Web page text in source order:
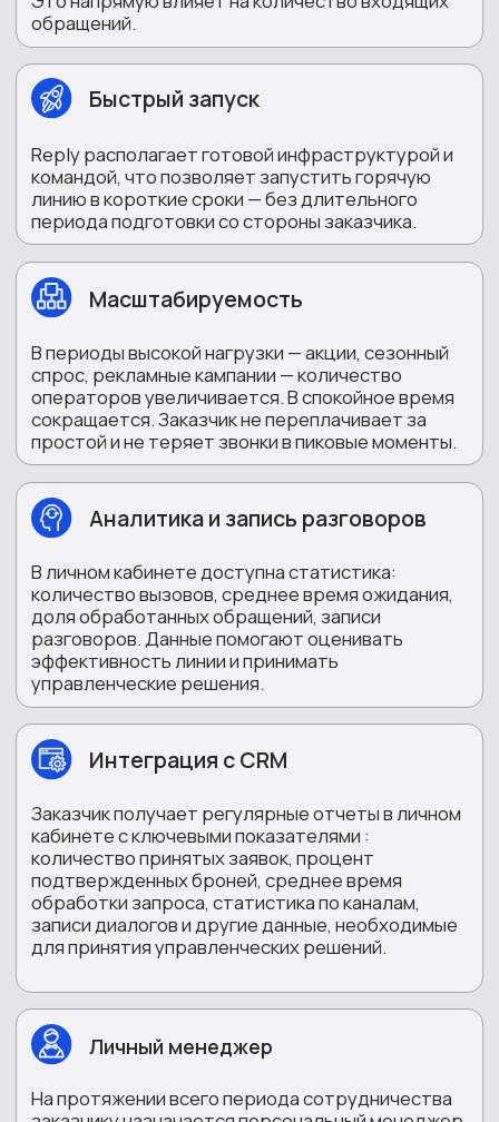
На протяжении всего периода сотрудничества
заказчику назначается персональный менеджер,
отвечающий за результат и оперативно
решающий все возникающие вопросы.
Личный менеджер
Заказчик получает регулярные отчеты в личном
кабинете с ключевыми показателями :
количество принятых заявок, процент
подтвержденных броней, среднее время
обработки запроса, статистика по каналам,
записи диалогов и другие данные, необходимые
Интеграция с CRM
количество вызовов, среднее время ожидания,
доля обработанных обращений, записи
разговоров. Данные помогают оценивать
эффективность линии и принимать
Аналитика и запись разговоров
КАК REPLY ОРГАНИЗУЕТ
ГОРЯЧУЮ ЛИНИЮ С8-800
настраивается переадресация,
голосовое меню и распределение
вызовов. Выбирается тарифный
пакет с учетом прогнозируемого
в месяц.
Подключение и
настройка номера
2 этап
Специалисты Reply совместно с
заказчиком определяют цели
горячей линии, типы обращений,
режим работы и приоритеты
основе этих данных формируются
требования к операторам и
сценариям.
Согласование задач
1 этап